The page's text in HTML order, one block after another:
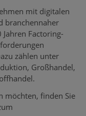
mit digitalen
branchennaher
Factoring-
zählen unter
Großhandel,
möchten, finden Sie